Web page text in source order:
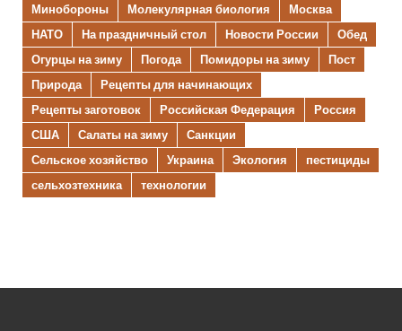
Минобороны
Молекулярная биология
Москва
НАТО
На праздничный стол Новости России
Обед
Огурцы на зиму
Погода Помидоры на зиму
Пост
Природа
Рецепты для начинающих
Рецепты заготовок
Российская Федерация
Россия
США
Салаты на зиму
Санкции
Сельское хозяйство
Украина Экология
пестициды
сельхозтехника
технологии